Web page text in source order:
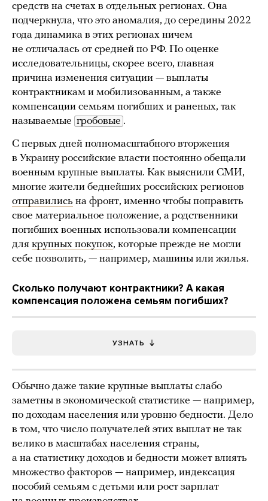
средств на счетах в отдельных регионах. Она
подчеркнула, что это аномалия, до середины 2022
года динамика в этих регионах ничем
не отличалась от средней по РФ. По оценке
исследовательницы, скорее всего, главная
причина изменения ситуации — выплаты
контрактникам и мобилизованным, а также
компенсации семьям погибших и раненых, так
называемые гробовые .
С первых дней полномасштабного вторжения
в Украину российские власти постоянно обещали
военным крупные выплаты. Как выяснили СМИ,
многие жители беднейших российских регионов
отправились на фронт, именно чтобы поправить
свое материальное положение, а родственники
погибших военных использовали компенсации
для крупных покупок, которые прежде не могли
себе позволить, — например, машины или жилья.
Сколько получают контрактники? А какая
компенсация положена семьям погибших?
УЗНАТЬ
Обычно даже такие крупные выплаты слабо
заметны в экономической статистике — например,
по доходам населения или уровню бедности. Дело
в том, что число получателей этих выплат не так
велико в масштабах населения страны,
а на статистику доходов и бедности может влиять
множество факторов — например, индексация
пособий семьям с детьми или рост зарплат